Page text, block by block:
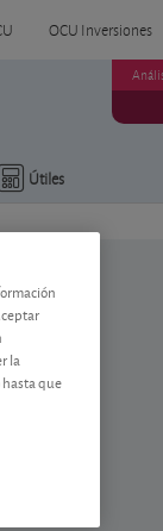
OCU Inversiones
Útiles
la
que